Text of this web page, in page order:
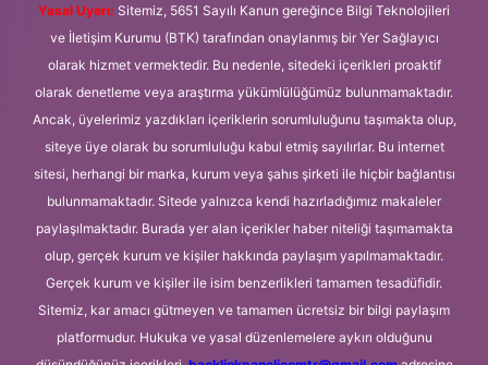
Yasal Uyarı: Sitemiz, 5651 Sayılı Kanun gereğince Bilgi Teknolojileri
ve İletişim Kurumu (BTK) tarafından onaylanmış bir Yer Sağlayıcı
olarak hizmet vermektedir. Bu nedenle, sitedeki içerikleri proaktif
olarak denetleme veya araştırma yükümlülüğümüz bulunmamaktadır.
Ancak, üyelerimiz yazdıkları içeriklerin sorumluluğunu taşımakta olup,
siteye üye olarak bu sorumluluğu kabul etmiş sayılırlar. Bu internet
sitesi, herhangi bir marka, kurum veya şahıs şirketi ile hiçbir bağlantısı
bulunmamaktadır. Sitede yalnızca kendi hazırladığımız makaleler
paylaşılmaktadır. Burada yer alan içerikler haber niteliği taşımamakta
olup, gerçek kurum ve kişiler hakkında paylaşım yapılmamaktadır.
Gerçek kurum ve kişiler ile isim benzerlikleri tamamen tesadüfidir.
Sitemiz, kar amacı gütmeyen ve tamamen ücretsiz bir bilgi paylaşım
platformudur. Hukuka ve yasal düzenlemelere aykırı olduğunu